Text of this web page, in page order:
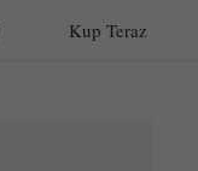
Kup Teraz